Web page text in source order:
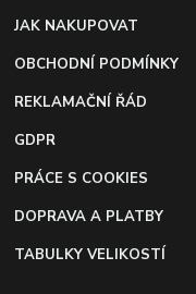
JAK NAKUPOVAT
OBCHODNÍ PODMÍNKY
REKLAMAČNÍ ŘÁD
GDPR
PRÁCE S COOKIES
DOPRAVA A PLATBY
TABULKY VELIKOSTÍ